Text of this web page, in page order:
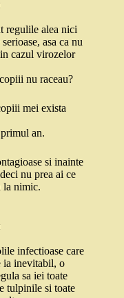
regulile alea nici
asa ca nu
cazul virozelor
nu raceau?
mei exista
an.
si inainte
nu prea ai ce
la nimic.
infectioase care
ia inevitabil, o
sa iei toate
tulpinile si toate